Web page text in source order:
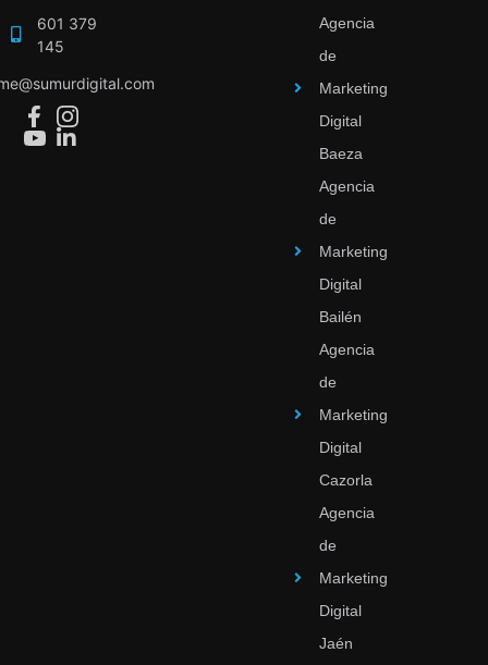
601 379
145
Agencia
de
Marketing
Digital
Baeza
Agencia
de
Marketing
Digital
Bailén
Agencia
de
Marketing
Digital
Cazorla
Agencia
de
Marketing
Digital
Jaén